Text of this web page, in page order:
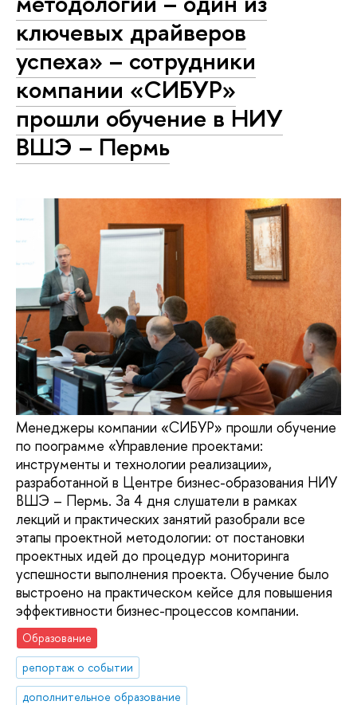
ключевых драйверов
успеха» – сотрудники
компании «СИБУР»
прошли обучение в НИУ
ВШЭ – Пермь
Менеджеры компании «СИБУР» прошли обучение
по поограмме «Управление проектами:
инструменты и технологии реализации»,
разработанной в Центре бизнес-образования НИУ
ВШЭ – Пермь. За 4 дня слушатели в рамках
лекций и практических занятий разобрали все
этапы проектной методологии: от постановки
проектных идей до процедур мониторинга
успешности выполнения проекта. Обучение было
выстроено на практическом кейсе для повышения
эффективности бизнес-процессов компании.
Образование
репортаж о событии
дополнительное образование